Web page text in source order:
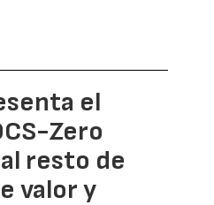
el
Zero
resto de
valor y